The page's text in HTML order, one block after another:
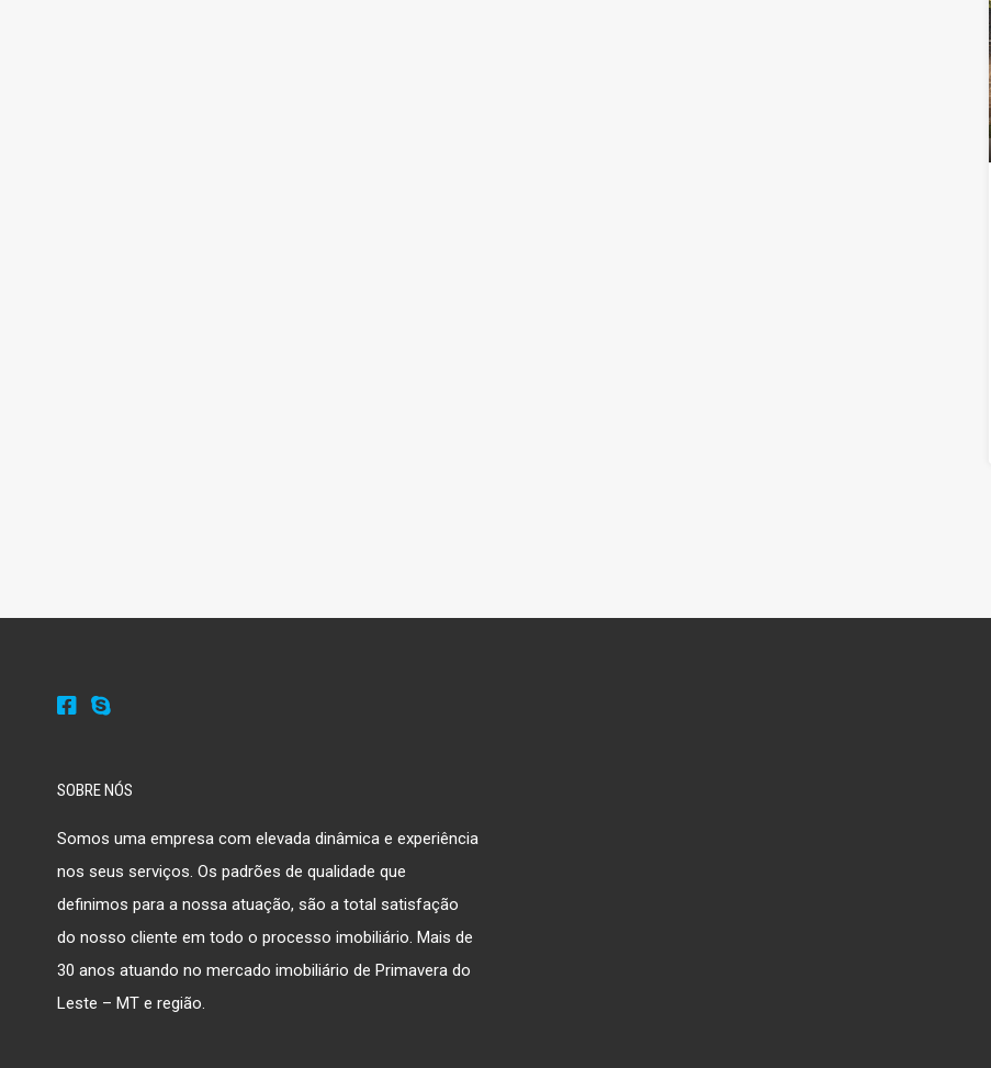
SOBRE NÓS
Somos uma empresa com elevada dinâmica e experiência
nos seus serviços. Os padrões de qualidade que
definimos para a nossa atuação, são a total satisfação
do nosso cliente em todo o processo imobiliário. Mais de
30 anos atuando no mercado imobiliário de Primavera do
Leste – MT e região.